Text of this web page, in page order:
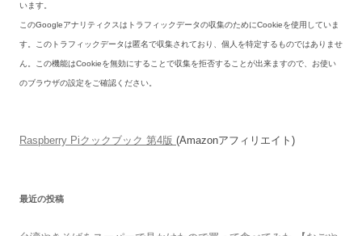
います。
このGoogleアナリティクスはトラフィックデータの収集のためにCookieを使用していま
す。このトラフィックデータは匿名で収集されており、個人を特定するものではありませ
ん。この機能はCookieを無効にすることで収集を拒否することが出来ますので、お使い
のブラウザの設定をご確認ください。
Raspberry Piクックブック 第4版 (Amazonアフィリエイト)
最近の投稿